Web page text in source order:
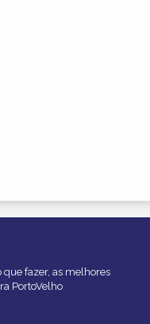
fazer, as melhores
PortoVelho